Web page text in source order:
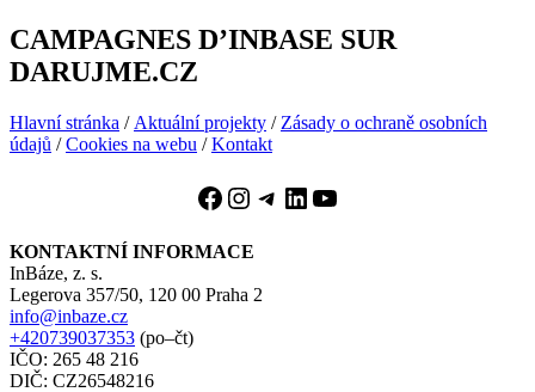
CAMPAGNES D’INBASE SUR
DARUJME.CZ
Hlavní stránka / Aktuální projekty / Zásady o ochraně osobních
údajů /Cookies na webu /Kontakt
Facebook
Instagram
Telegram
LinkedIn
YouTube
KONTAKTNÍ INFORMACE
InBáze, z. s.
Legerova 357/50, 120 00 Praha 2
info@inbaze.cz
+420739037353 (po–čt)
IČO: 265 48 216
DIČ: CZ26548216